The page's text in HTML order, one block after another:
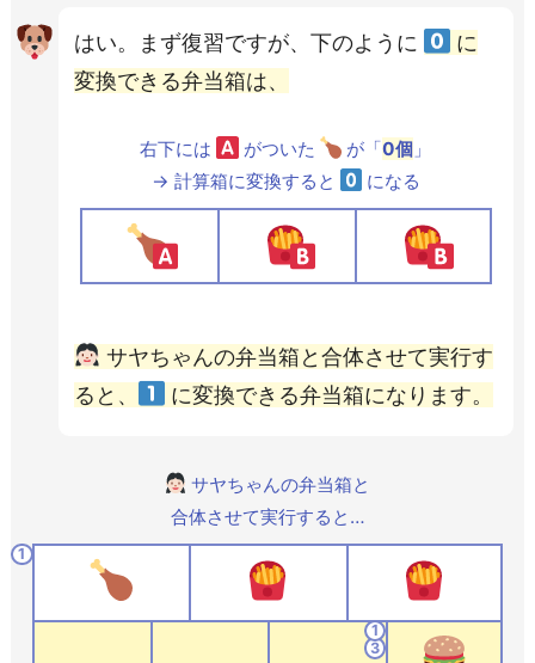
はい。まず復習ですが、下のように
に
変換できる弁当箱は、
右下には がついた が「0個 」
→ 計算箱に変換すると
になる
サヤちゃんの弁当箱と合体させて実行す
ると、
に変換できる弁当箱になります。
サヤちゃんの弁当箱と
合体させて実行すると…
1
1
3